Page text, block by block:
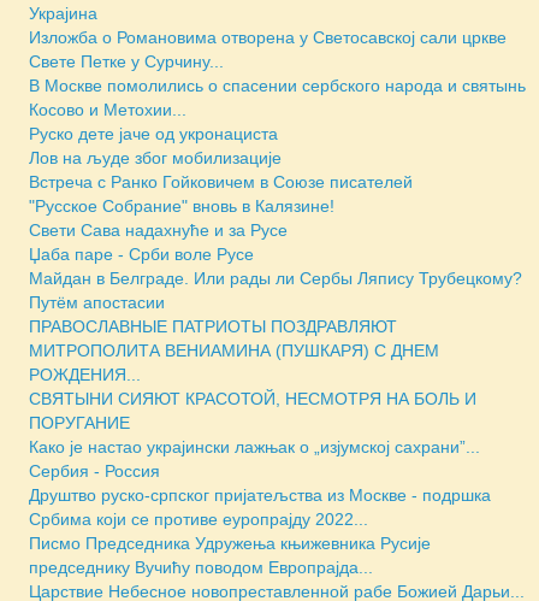
Украјина
Изложба о Романовима отворена у Светосавској сали цркве
Свете Петке у Сурчину...
В Москве помолились о спасении сербского народа и святынь
Косово и Метохии...
Руско дете јаче од укронациста
Лов на људе због мобилизације
Встреча с Ранко Гойковичем в Союзе писателей
"Русское Собрание" вновь в Калязине!
Свети Сава надахнуће и за Русе
Џаба паре - Срби воле Русе
Майдан в Белграде. Или рады ли Сербы Ляпису Трубецкому?
Путём апостасии
ПРАВОСЛАВНЫЕ ПАТРИОТЫ ПОЗДРАВЛЯЮТ
МИТРОПОЛИТА ВЕНИАМИНА (ПУШКАРЯ) С ДНЕМ
РОЖДЕНИЯ...
СВЯТЫНИ СИЯЮТ КРАСОТОЙ, НЕСМОТРЯ НА БОЛЬ И
ПОРУГАНИЕ
Како је настао украјински лажњак о „изјумској сахрани”...
Сербия - Россия
Друштво руско-српског пријатељства из Москве - подршка
Србима који се противе eуропрајду 2022...
Писмо Председника Удружења књижевника Русије
председнику Вучићу поводом Европрајда...
Царствие Небесное новопреставленной рабе Божией Дарьи...